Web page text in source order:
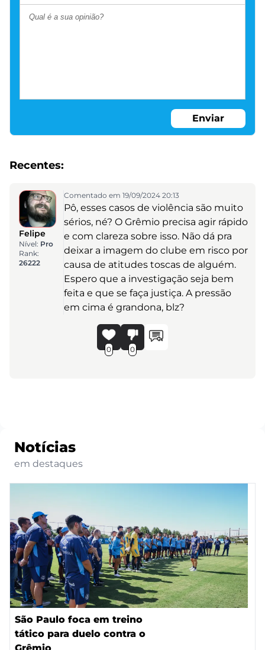
Enviar
Recentes:
Felipe
Nível: Pro
Rank:
26222
Comentado em 19/09/2024 20:13
Pô, esses casos de violência são muito
sérios, né? O Grêmio precisa agir rápido
e com clareza sobre isso. Não dá pra
deixar a imagem do clube em risco por
causa de atitudes toscas de alguém.
Espero que a investigação seja bem
feita e que se faça justiça. A pressão
em cima é grandona, blz?
0 0
Notícias
em destaques
São Paulo foca em treino
tático para duelo contra o